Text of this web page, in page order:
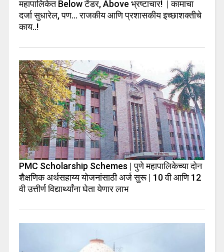
महापालिकेत Below टेंडर, Above भ्रष्टाचार! | कामाचा
दर्जा सुधारेल, पण… राजकीय आणि प्रशासकीय इच्छाशक्तीचे
काय..!
PMC Scholarship Schemes | पुणे महापालिकेच्या दोन
शैक्षणिक अर्थसहाय्य योजनांसाठी अर्ज सुरू | 10 वी आणि 12
वी उत्तीर्ण विद्यार्थ्यांना घेता येणार लाभ